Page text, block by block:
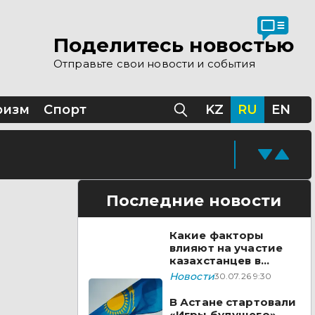
Поделитесь новостью
Отправьте свои новости и события
Спорт KZ RU EN
Последние новости
Какие факторы
влияют на участие
казахстанцев в
выборах?
Новости30.07.26 9:30
В Астане стартовали